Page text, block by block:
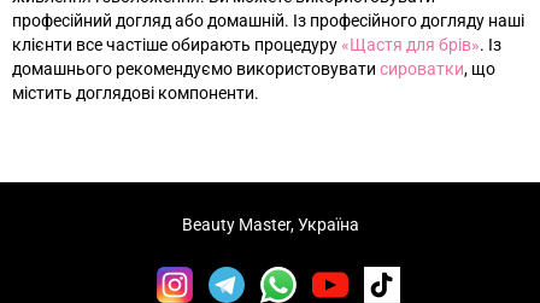
професійний догляд або домашній. Із професійного догляду наші
клієнти все частіше обирають процедуру«‎Щастя для брів»‎. Із
домашнього рекомендуємо використовувати сироватки, що
містить доглядові компоненти.
Beauty Master, Україна